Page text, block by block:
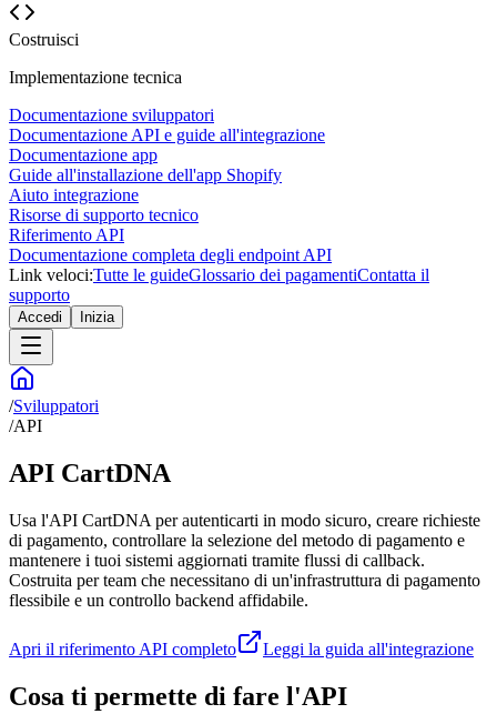
Costruisci
Implementazione tecnica
Documentazione sviluppatori
Documentazione API e guide all'integrazione
Documentazione app
Guide all'installazione dell'app Shopify
Aiuto integrazione
Risorse di supporto tecnico
Riferimento API
Documentazione completa degli endpoint API
Link veloci:Tutte le guideGlossario dei pagamentiContatta il
supporto
Accedi Inizia
/Sviluppatori
/API
API CartDNA
Usa l'API CartDNA per autenticarti in modo sicuro, creare richieste
di pagamento, controllare la selezione del metodo di pagamento e
mantenere i tuoi sistemi aggiornati tramite flussi di callback.
Costruita per team che necessitano di un'infrastruttura di pagamento
flessibile e un controllo backend affidabile.
Apri il riferimento API completo Leggi la guida all'integrazione
Cosa ti permette di fare l'API